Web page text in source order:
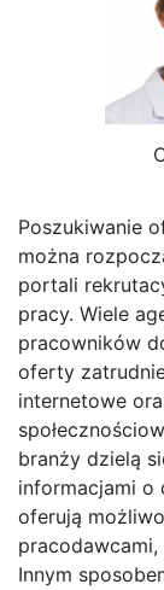
Poszukiwanie
można
portali
pracy. Wiele
pracowników
oferty
internetowe
branży dzielą
informacjami o
oferują
Innym